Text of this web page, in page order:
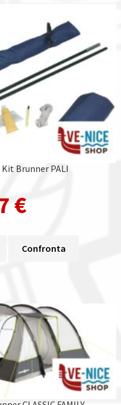
Brunner PALI
€
Confronta